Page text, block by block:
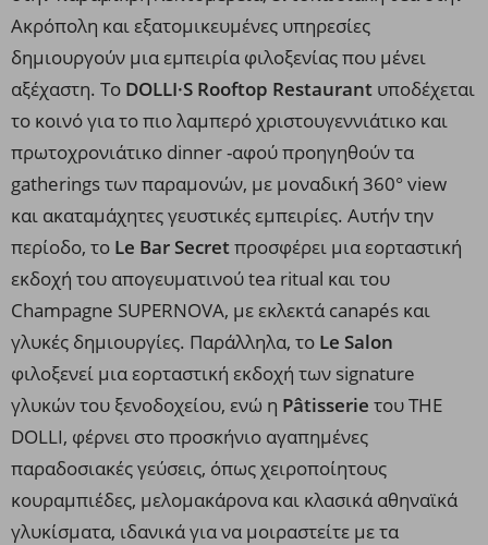
Ακρόπολη και εξατομικευμένες υπηρεσίες
δημιουργούν μια εμπειρία φιλοξενίας που μένει
αξέχαστη. Το DOLLI·S Rooftop Restaurant υποδέχεται
το κοινό για το πιο λαμπερό χριστουγεννιάτικο και
πρωτοχρονιάτικο dinner -αφού προηγηθούν τα
gatherings των παραμονών, με μοναδική 360° view
και ακαταμάχητες γευστικές εμπειρίες. Αυτήν την
περίοδο, το Le Bar Secretπροσφέρει μια εορταστική
εκδοχή του απογευματινού tea ritual και του
Champagne SUPERNOVA, με εκλεκτά canapés και
γλυκές δημιουργίες. Παράλληλα, το Le Salon
φιλοξενεί μια εορταστική εκδοχή των signature
γλυκών του ξενοδοχείου, ενώ η Pâtisserie του THE
DOLLI, φέρνει στο προσκήνιο αγαπημένες
παραδοσιακές γεύσεις, όπως χειροποίητους
κουραμπιέδες, μελομακάρονα και κλασικά αθηναϊκά
γλυκίσματα, ιδανικά για να μοιραστείτε με τα